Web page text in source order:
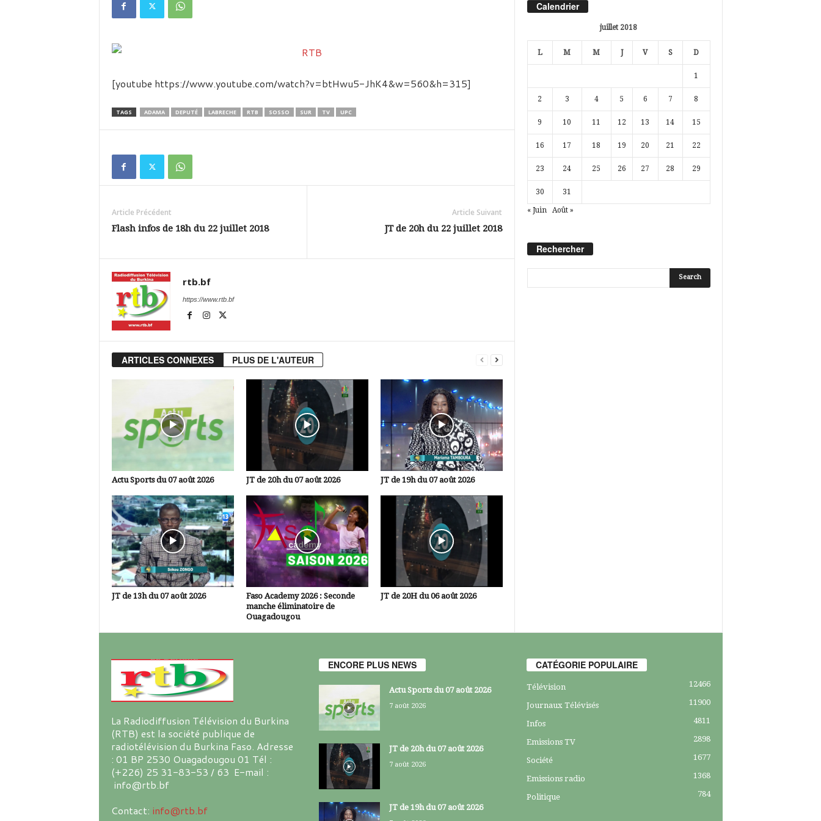
u
[youtube https://www.youtube.com/watch?v=btHwu5-JhK4&w=560&h=315]
TAGS ADAMA DEPUTÉ LABRECHE RTB SOSSO SUR TV UPC
Article Précédent
Flash infos de 18h du 22 juillet 2018
Article Suivant
JT de 20h du 22 juillet 2018
rtb.bf
https://www.rtb.bf
ARTICLES CONNEXES PLUS DE L'AUTEUR
Actu Sports du 07 août 2026 JT de 20h du 07 août 2026 JT de 19h du 07 août 2026
JT de 13h du 07 août 2026
Faso Academy 2026 : Seconde
manche éliminatoire de
Ouagadougou
JT de 20H du 06 août 2026
Calendrier
juillet 2018
L M M J V S D
1
2 3 4 5 6 7 8
9 10 11 12 13 14 15
16 17 18 19 20 21 22
23 24 25 26 27 28 29
30 31
« Juin Août »
Rechercher
La Radiodiffusion Télévision du Burkina
(RTB) est la société publique de
radiotélévision du Burkina Faso. Adresse
: 01 BP 2530 Ouagadougou 01 Tél :
(+226) 25 31-83-53 / 63 E-mail :
info@rtb.bf
Contact: info@rtb.bf
ENCORE PLUS NEWS
Actu Sports du 07 août 2026
7 août 2026
JT de 20h du 07 août 2026
7 août 2026
JT de 19h du 07 août 2026
CATÉGORIE POPULAIRE
Télévision 12466
Journaux Télévisés 11900
Infos 4811
Emissions TV 2898
Société 1677
Emissions radio 1368
Politique 784